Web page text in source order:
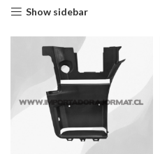
Show sidebar